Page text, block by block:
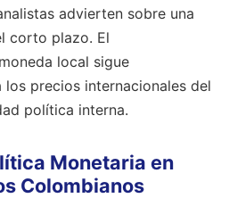
advierten sobre una
corto plazo. El
local sigue
precios internacionales del
política interna.
Monetaria en
Colombianos